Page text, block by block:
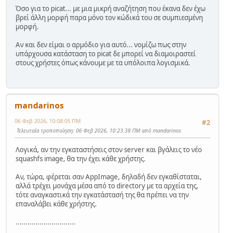
Όσο για το picat... με μια μικρή αναζήτηση που έκανα δεν έχω
βρεί άλλη μορφή παρα μόνο τον κώδικά του σε συμπιεσμένη
μορφή.
Αν και δεν είμαι ο αρμόδιο για αυτό... νομίζω πως στην
υπάρχουσα κατάσταση το picat δε μπορεί να διαμοιραστεί
στους χρήστες όπως κάνουμε με τα υπόλοιπα λογισμικά.
mandarinos
#2
06 Φεβ 2026, 10:08:05 ΠΜ
Τελευταία τροποποίηση: 06 Φεβ 2026, 10:23:38 ΠΜ από mandarinos
Λογικά, αν την εγκαταστήσεις στον server και βγάλεις το νέο
squashfs image, θα την έχει κάθε χρήστης.
Αν, τώρα, φέρεται σαν AppImage, δηλαδή δεν εγκαθίσταται,
αλλά τρέχει μονάχα μέσα από το directory με τα αρχεία της,
τότε αναγκαστικά την εγκατάστασή της θα πρέπει να την
επαναλάβει κάθε χρήστης.
..............................